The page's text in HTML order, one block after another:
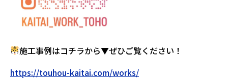
施工事例はコチラから▼ぜひご覧ください！
https://touhou-kaitai.com/works/